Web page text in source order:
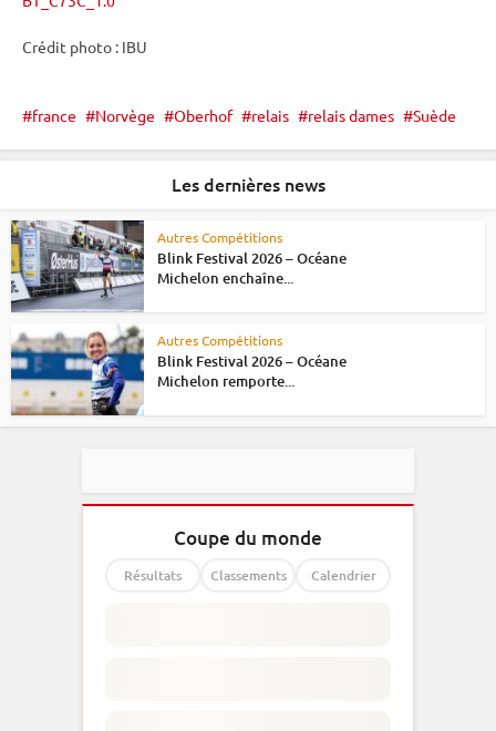
Crédit photo : IBU
france Norvège Oberhof relais relais dames Suède
Les dernières news
Autres Compétitions
Blink Festival 2026 – Océane
Michelon enchaîne...
Autres Compétitions
Blink Festival 2026 – Océane
Michelon remporte...
Coupe du monde
Résultats Classements Calendrier